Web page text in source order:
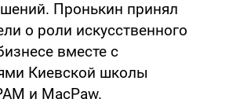
Пронькин принял
о роли искусственного
вместе с
Киевской школы
и MacPaw.